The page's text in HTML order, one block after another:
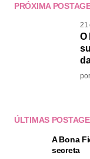
PRÓXIMA
21
O
por
ÚLTIMAS
A Bona
secreta